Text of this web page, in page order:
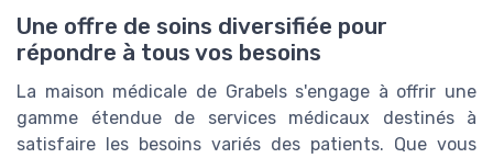
Une offre de soins diversifiée pour
répondre à tous vos besoins
La maison médicale de Grabels s'engage à offrir une
gamme étendue de services médicaux destinés à
satisfaire les besoins variés des patients. Que vous